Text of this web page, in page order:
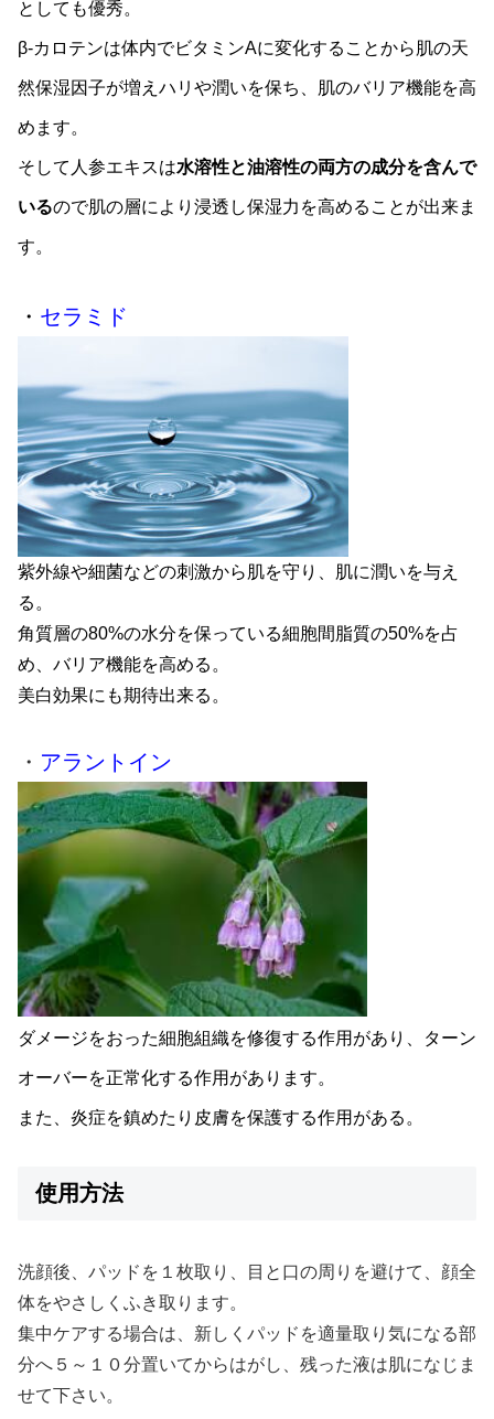
としても優秀。
β-カロテンは体内でビタミンAに変化することから肌の天
然保湿因子が増えハリや潤いを保ち、肌のバリア機能を高
めます。
そして人参エキスは水溶性と油溶性の両方の成分を含んで
いるので肌の層により浸透し保湿力を高めることが出来ま
す。
・ セラミド
紫外線や細菌などの刺激から肌を守り、肌に潤いを与え
る。
角質層の80%の水分を保っている細胞間脂質の50%を占
め、バリア機能を高める。
美白効果にも期待出来る。
・ アラントイン
ダメージをおった細胞組織を修復する作用があり、ターン
オーバーを正常化する作用があります。
また、炎症を鎮めたり皮膚を保護する作用がある。
使用方法
洗顔後、パッドを１枚取り、目と口の周りを避けて、顔全
体をやさしくふき取ります。
集中ケアする場合は、新しくパッドを適量取り気になる部
分へ５～１０分置いてからはがし、 残った液は肌になじま
せて下さい。